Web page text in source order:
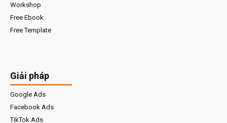
Workshop
Free Ebook
Free Template
Giải pháp
Google Ads
Facebook Ads
TikTok Ads